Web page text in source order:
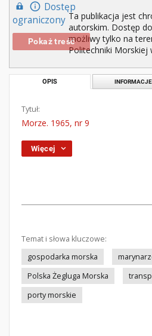
Dostęp
ograniczony
Pokaż treść
Ta publikacja jest
autorskim. Dostęp
możliwy tylko na
Politechniki Morskiej
OPIS INFORMACJE
Tytuł:
Morze. 1965, nr 9
Więcej
Temat i słowa kluczowe:
gospodarka morska
Polska Żegluga Morska
porty morskie